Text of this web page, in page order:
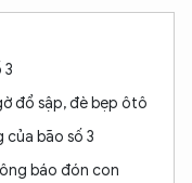
3
đổ sập, đè bẹp ôtô
của bão số 3
báo đón con